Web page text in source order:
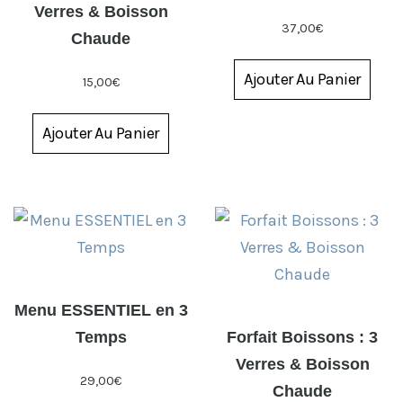
Verres & Boisson
Chaude
15,00€
Ajouter Au Panier
37,00€
Ajouter Au Panier
Menu ESSENTIEL en 3
Temps
29,00€
Forfait Boissons : 3
Verres & Boisson
Chaude